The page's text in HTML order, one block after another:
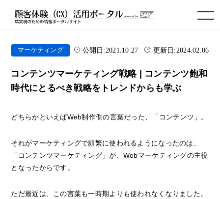
toggle navigation
マーケティング 公開日:2021.10.27 更新日:2024.02.06
コンテンツマーケティング戦略 | コンテンツ飽和
時代にとるべき戦略をトレンドからも学ぶ
どちらかといえばWeb制作側の言葉だった、「コンテンツ」。
それがマーケティングで頻繁に使われるようになったのは、
「コンテンツマーケティング」が、Webマーケティングの主役
となったからです。
ただ最近は、この言葉も一時期よりも使われなくなりました。